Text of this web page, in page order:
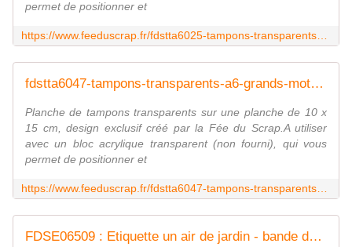
permet de positionner et
fdstta6047-tampons-transparents-a6-grands-mots-anglais FEE DU SCRAP
Planche de tampons transparents sur une planche de 10 x
15 cm, design exclusif créé par la Fée du Scrap.A utiliser
avec un bloc acrylique transparent (non fourni), qui vous
permet de positionner et
FDSE06509 : Etiquette un air de jardin - bande de mots fée du scrap